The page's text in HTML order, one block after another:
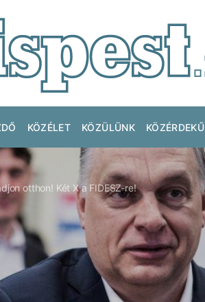
KÖZÉLET KÖZÜLÜNK KÖZÉRDEKŰ
otthon! Két X a FIDESZ-re!